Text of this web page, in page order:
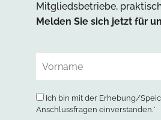
Mitgliedsbetriebe,
Melden Sie sich jetzt für
Ich bin mit der Erhebung/
Anschlussfragen einverstanden.*